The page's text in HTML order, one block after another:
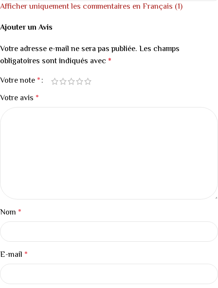
Afficher uniquement les commentaires en Français (1)
Ajouter un Avis
Votre adresse e-mail ne sera pas publiée. Les champs
obligatoires sont indiqués avec *
Votre note *
Votre avis *
Nom *
E-mail *